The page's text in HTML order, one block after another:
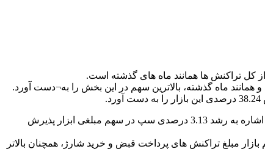
را به خود اختصاص دهد و همانند ماه گذشته، بالاترین سهم در این بخش را به¬دست آورد.
سپ در اردیبهشت ماه با رقمی معادل 31.12 درصد بخش قابل توجهی از بازار مبلغی تراکنش های اینترنتی را کسب نموده است. این گزارش با اشاره به رشد 3.13 درصدی سپ در سهم مبلغی ابزار پذیرش
25.07 درصد از تعداد تراکنش های پرداخت قبض و خرید شارژ و همچنین سهم 15.47 درصدی از سهم بازار مبلغ تراکنش های پرداخت قبض و خرید شارژ، همچنان بالاتر